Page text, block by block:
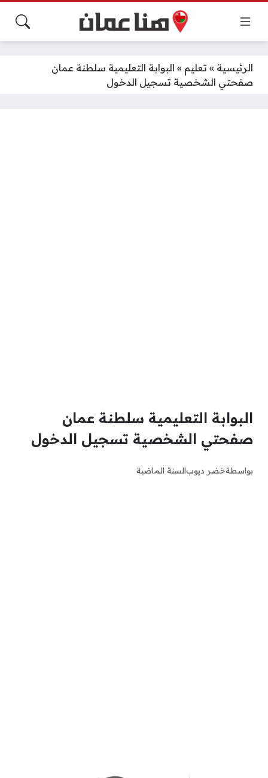
الرئيسية » تعليم » البوابة التعليمية سلطنة عمان
صفحتي الشخصية تسجيل الدخول
البوابة التعليمية سلطنة عمان
صفحتي الشخصية تسجيل الدخول
بواسطةخضر ديوبالسنة الماضية